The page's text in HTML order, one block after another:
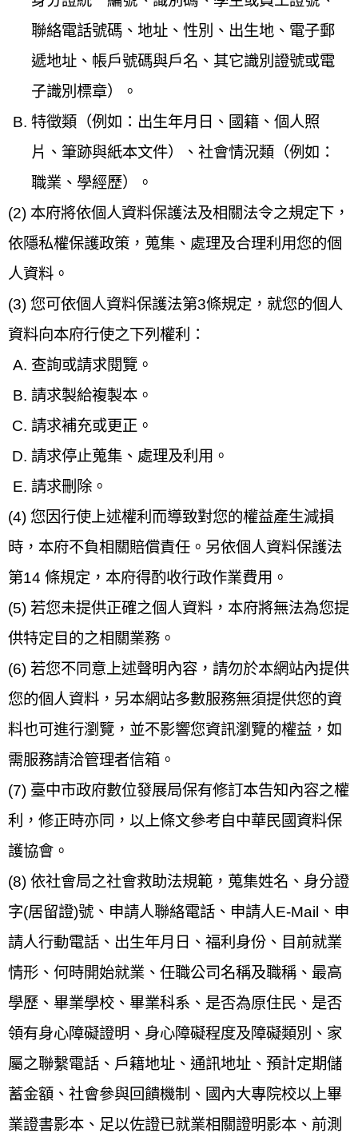
聯絡電話號碼、地址、性別、出生地、電子郵
遞地址、帳戶號碼與戶名、其它識別證號或電
子識別標章）。
特徵類（例如：出生年月日、國籍、個人照
片、筆跡與紙本文件）、社會情況類（例如：
職業、學經歷）。
(2) 本府將依個人資料保護法及相關法令之規定下，
依隱私權保護政策，蒐集、處理及合理利用您的個
人資料。
(3) 您可依個人資料保護法第3條規定，就您的個人
資料向本府行使之下列權利：
查詢或請求閱覽。
請求製給複製本。
請求補充或更正。
請求停止蒐集、處理及利用。
請求刪除。
(4) 您因行使上述權利而導致對您的權益產生減損
時，本府不負相關賠償責任。另依個人資料保護法
第14 條規定，本府得酌收行政作業費用。
(5) 若您未提供正確之個人資料，本府將無法為您提
供特定目的之相關業務。
(6) 若您不同意上述聲明內容，請勿於本網站內提供
您的個人資料，另本網站多數服務無須提供您的資
料也可進行瀏覽，並不影響您資訊瀏覽的權益，如
需服務請洽管理者信箱。
(7) 臺中市政府數位發展局保有修訂本告知內容之權
利，修正時亦同，以上條文參考自中華民國資料保
護協會。
(8) 依社會局之社會救助法規範，蒐集姓名、身分證
字(居留證)號、申請人聯絡電話、申請人E-Mail、申
請人行動電話、出生年月日、福利身份、目前就業
情形、何時開始就業、任職公司名稱及職稱、最高
學歷、畢業學校、畢業科系、是否為原住民、是否
領有身心障礙證明、身心障礙程度及障礙類別、家
屬之聯繫電話、戶籍地址、通訊地址、預計定期儲
蓄金額、社會參與回饋機制、國內大專院校以上畢
業證書影本、足以佐證已就業相關證明影本、前測